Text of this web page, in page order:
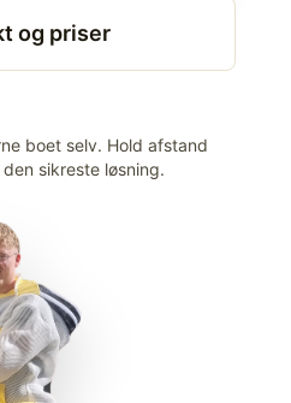
og priser
boet selv. Hold afstand
sikreste løsning.